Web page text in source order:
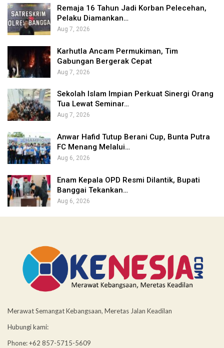
Remaja 16 Tahun Jadi Korban Pelecehan,
Pelaku Diamankan…
Aug 7, 2026
Karhutla Ancam Permukiman, Tim
Gabungan Bergerak Cepat
Aug 7, 2026
Sekolah Islam Impian Perkuat Sinergi Orang
Tua Lewat Seminar…
Aug 7, 2026
Anwar Hafid Tutup Berani Cup, Bunta Putra
FC Menang Melalui…
Aug 6, 2026
Enam Kepala OPD Resmi Dilantik, Bupati
Banggai Tekankan…
Aug 6, 2026
Merawat Semangat Kebangsaan, Meretas Jalan Keadilan
Hubungi kami:
Phone: +62 857-5715-5609